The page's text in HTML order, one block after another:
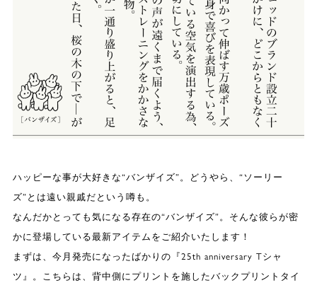
ハッピーな事が大好きな“バンザイズ”。どうやら、“ソーリー
ズ”とは遠い親戚だという噂も。
なんだかとっても気になる存在の“バンザイズ”。そんな彼らが密
かに登場している最新アイテムをご紹介いたします！
まずは、今月発売になったばかりの『25th anniversary Tシャ
ツ』。こちらは、背中側にプリントを施したバックプリントタイ